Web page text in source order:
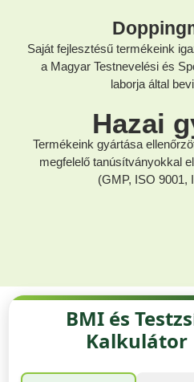
Saját fejlesztésű termékeink
a Magyar Testnevelési és
laborja által
Hazai
Termékeink gyártása
megfelelő tanúsítványokkal
(GMP, ISO 9001,
BMI és
Kalkulátor